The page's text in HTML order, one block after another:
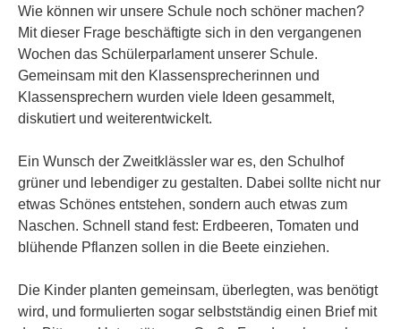
Wie können wir unsere Schule noch schöner machen?
Mit dieser Frage beschäftigte sich in den vergangenen
Wochen das Schülerparlament unserer Schule.
Gemeinsam mit den Klassensprecherinnen und
Klassensprechern wurden viele Ideen gesammelt,
diskutiert und weiterentwickelt.
Ein Wunsch der Zweitklässler war es, den Schulhof
grüner und lebendiger zu gestalten. Dabei sollte nicht nur
etwas Schönes entstehen, sondern auch etwas zum
Naschen. Schnell stand fest: Erdbeeren, Tomaten und
blühende Pflanzen sollen in die Beete einziehen.
Die Kinder planten gemeinsam, überlegten, was benötigt
wird, und formulierten sogar selbstständig einen Brief mit